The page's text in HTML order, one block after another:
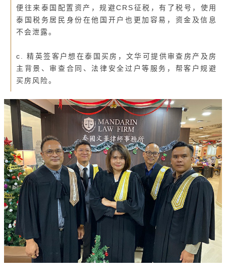
便往来泰国配置资产，规避CRS征税，有了税号，使用
泰国税务居民身份在他国开户也更加容易，资金及信息
不会泄露。
c. 精英签客户想在泰国买房，文华可提供审查房产及房
主背景、审查合同、法律安全过户等服务，帮客户规避
买房风险。